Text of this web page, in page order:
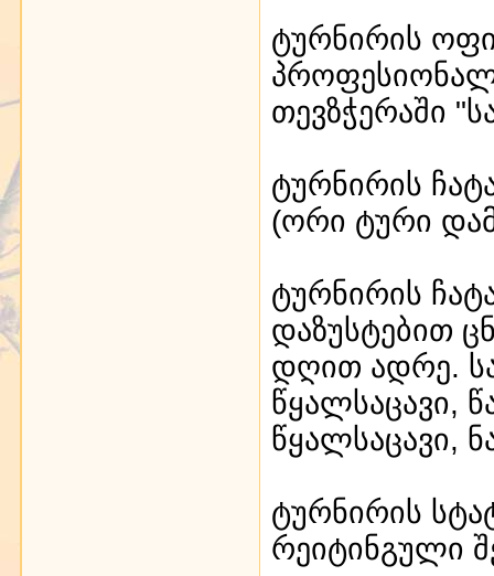
ტურნირის
თევზჭერაში
ტურნირის
(ორი ტური
ტურნირის
დაზუსტებით
დღით ადრე.
წყალსაცავი,
წყალსაცავი,
ტურნირის
რეიტინგული